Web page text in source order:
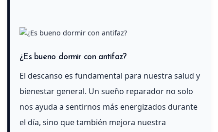
¿Es bueno dormir con antifaz?
El descanso es fundamental para nuestra salud y
bienestar general. Un sueño reparador no solo
nos ayuda a sentirnos más energizados durante
el día, sino que también mejora nuestra